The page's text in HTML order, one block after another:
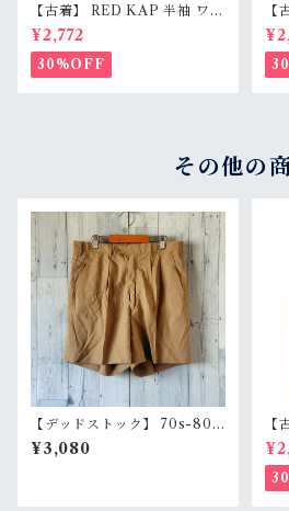
【古着】 RED KAP 半袖 ワー
クシャツ M〜L相当（身幅55c
m） 刺しゅう入り 企業ロゴ レ
ッドキャップ アジ感有 RankC
¥2,772
30%OFF
ク
ベ
ン
その他の
【デッドストック】 70s-80s
スウェーデン軍 実物 ショート
パンツ 44/46展開（W76/W8
¥3,080
半
ル
kB